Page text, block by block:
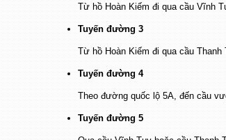
Từ hồ Hoàn Kiếm đi qua cầu Vĩnh
Tuyến đường 3
Từ hồ Hoàn Kiếm đi qua cầu
Tuyến đường 4
Theo đường quốc lộ 5A, đến cầu
Tuyến đường 5